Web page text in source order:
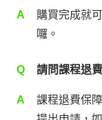
A 購買完成就
囉。
Q 請問課程退
A
課程退費保